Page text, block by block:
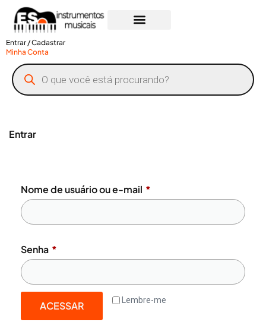
Entrar / Cadastrar
Minha Conta
Entrar
Nome de usuário ou e-mail *
Senha *
Lembre-me
ACESSAR